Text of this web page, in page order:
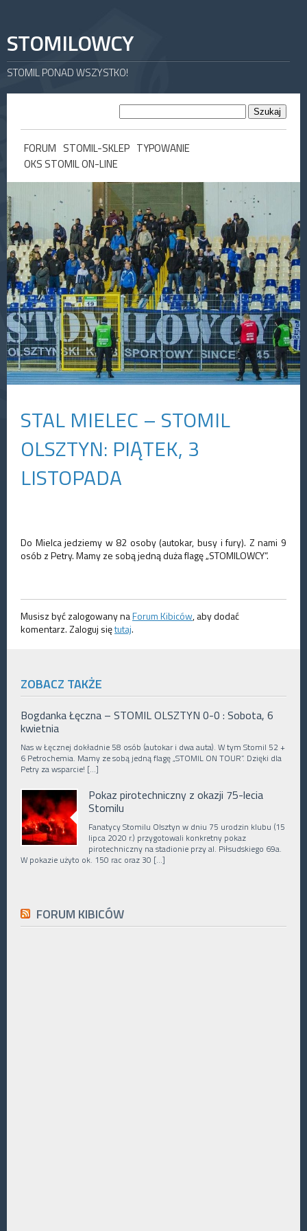
STOMILOWCY
STOMIL PONAD WSZYSTKO!
FORUM STOMIL-SKLEP TYPOWANIE
OKS STOMIL ON-LINE
STAL MIELEC – STOMIL
OLSZTYN: PIĄTEK, 3
LISTOPADA
Do Mielca jedziemy w 82 osoby (autokar, busy i fury). Z nami 9
osób z Petry. Mamy ze sobą jedną duża flagę „STOMILOWCY”.
Musisz być zalogowany naForum Kibiców, aby dodać
komentarz. Zaloguj siętutaj.
ZOBACZ TAKŻE
Bogdanka Łęczna – STOMIL OLSZTYN 0-0 : Sobota, 6
kwietnia
Nas w Łęcznej dokładnie 58 osób (autokar i dwa auta). W tym Stomil 52 +
6 Petrochemia. Mamy ze sobą jedną flagę „STOMIL ON TOUR”. Dzięki dla
Petry za wsparcie! […]
Pokaz pirotechniczny z okazji 75-lecia
Stomilu
Fanatycy Stomilu Olsztyn w dniu 75 urodzin klubu (15
lipca 2020 r.) przygotowali konkretny pokaz
pirotechniczny na stadionie przy al. Piłsudskiego 69a.
W pokazie użyto ok. 150 rac oraz 30 […]
FORUM KIBICÓW